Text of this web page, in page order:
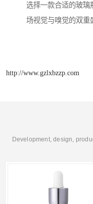
选择一款合适的玻璃
场视觉与嗅觉的双重
http://www.gzlxbzzp.com
Development, design,